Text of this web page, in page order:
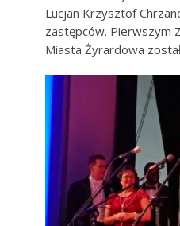
Lucjan Krzysztof
zastępców. Pierwszym
Miasta Żyrardowa